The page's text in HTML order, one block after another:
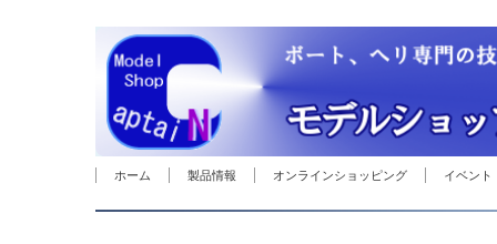
ホーム 製品情報 オンラインショッピング イベント